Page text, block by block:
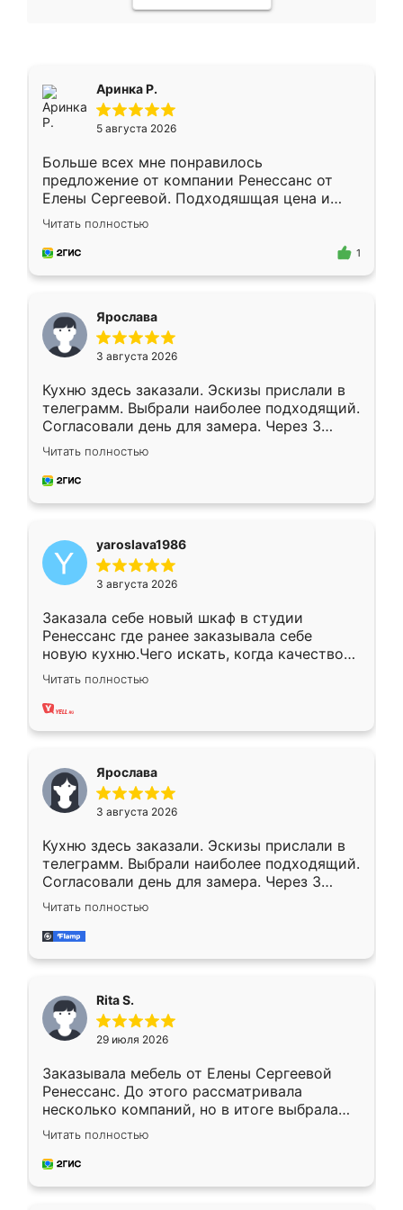
Аринка Р.
5 августа 2026
Больше всех мне понравилось
предложение от компании Ренессанс от
Елены Сергеевой. Подходяшщая цена и
короткие сроки изготовления. Приехавший
для замера сотрудник Владислав
предложил по моему эскизу самый
Читать полностью
1
Ярослава
3 августа 2026
Кухню здесь заказали. Эскизы прислали в
телеграмм. Выбрали наиболее подходящий.
Согласовали день для замера. Через 3
недели кухня была уже готова. Остались
довольны работой. Спасибо Ренессанс
мебель за качественную работу!
Читать полностью
yaroslava1986
3 августа 2026
Заказала себе новый шкаф в студии
Ренессанс где ранее заказывала себе
новую кухню.Чего искать, когда качеством
вполне довольна. Служит кухня уже почти
два года, нареканий нет.
Читать полностью
Ярослава
3 августа 2026
Кухню здесь заказали. Эскизы прислали в
телеграмм. Выбрали наиболее подходящий.
Согласовали день для замера. Через 3
недели кухня была уже готова. Остались
довольны работой. Спасибо Ренессанс
мебель за качественную работу!
Читать полностью
Rita S.
29 июля 2026
Заказывала мебель от Елены Сергеевой
Ренессанс. До этого рассматривала
несколько компаний, но в итоге выбрала
эту. Сначала обговорили условия, потом
приехал замерщик, всё спокойно объяснил
и снял размеры. Изготовили в срок, с
Читать полностью